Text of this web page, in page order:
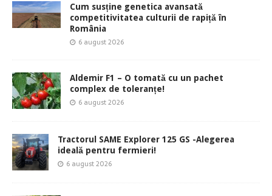
Cum susține genetica avansată
competitivitatea culturii de rapiță în
România
6 august 2026
Aldemir F1 – O tomată cu un pachet
complex de toleranțe!
6 august 2026
Tractorul SAME Explorer 125 GS -Alegerea
ideală pentru fermieri!
6 august 2026